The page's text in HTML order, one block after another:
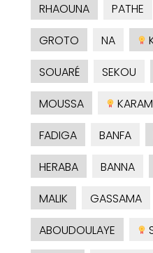
RHAOUNA
PATHE
GROTO
NA
SOUARÉ
SEKOU
MOUSSA
FADIGA
BANFA
HERABA
BANNA
MALIK
GASSAMA
ABOUDOULAYE